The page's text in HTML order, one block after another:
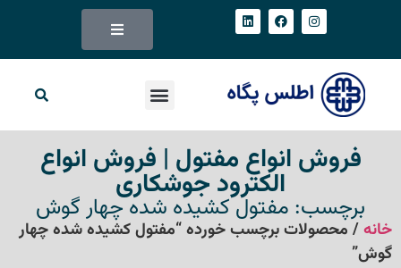
فروش انواع مفتول | فروش انواع
الکترود جوشکاری
برچسب: مفتول کشیده شده چهار گوش
خانه/ محصولات برچسب خورده “مفتول کشیده شده چهار
گوش”